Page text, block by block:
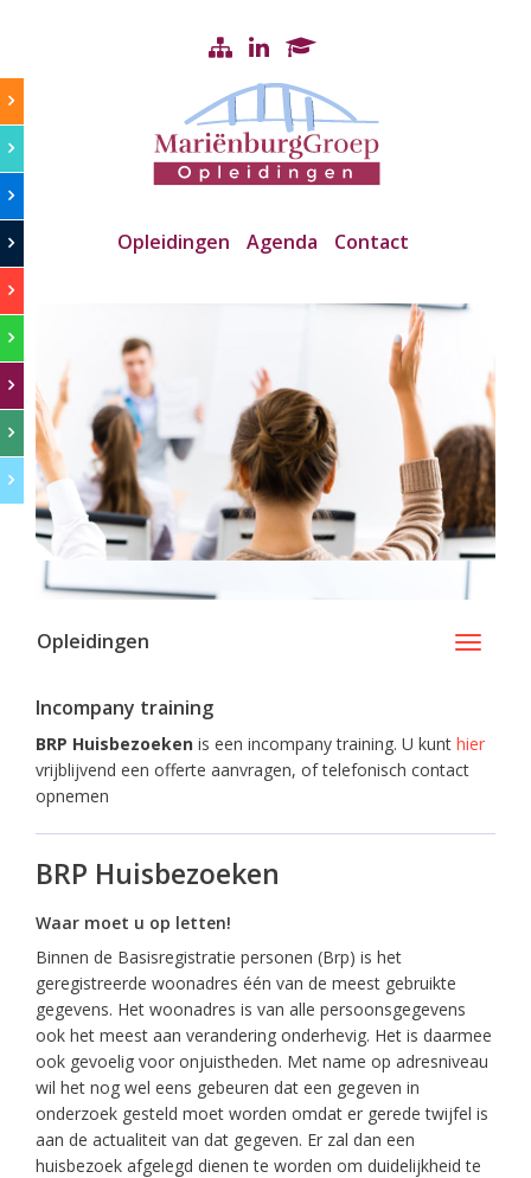
Opleidingen Agenda Contact
Toggle
Opleidingen
Incompany training
BRP Huisbezoeken is een incompany training. U kunt hier
vrijblijvend een offerte aanvragen, of telefonisch contact
opnemen
BRP Huisbezoeken
Waar moet u op letten!
Binnen de Basisregistratie personen (Brp) is het
geregistreerde woonadres één van de meest gebruikte
gegevens. Het woonadres is van alle persoonsgegevens
ook het meest aan verandering onderhevig. Het is daarmee
ook gevoelig voor onjuistheden. Met name op adresniveau
wil het nog wel eens gebeuren dat een gegeven in
onderzoek gesteld moet worden omdat er gerede twijfel is
aan de actualiteit van dat gegeven. Er zal dan een
huisbezoek afgelegd dienen te worden om duidelijkheid te